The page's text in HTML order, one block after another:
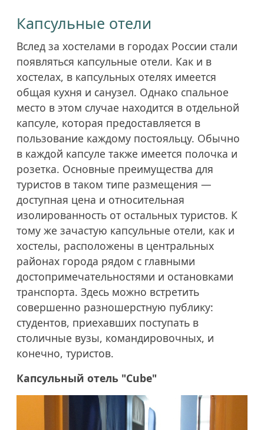
Капсульные отели
Вслед за хостелами в городах России стали
появляться капсульные отели. Как и в
хостелах, в капсульных отелях имеется
общая кухня и санузел. Однако спальное
место в этом случае находится в отдельной
капсуле, которая предоставляется в
пользование каждому постояльцу. Обычно
в каждой капсуле также имеется полочка и
розетка. Основные преимущества для
туристов в таком типе размещения —
доступная цена и относительная
изолированность от остальных туристов. К
тому же зачастую капсульные отели, как и
хостелы, расположены в центральных
районах города рядом с главными
достопримечательностями и остановками
транспорта. Здесь можно встретить
совершенно разношерстную публику:
студентов, приехавших поступать в
столичные вузы, командировочных, и
конечно, туристов.
Капсульный отель "Cube"